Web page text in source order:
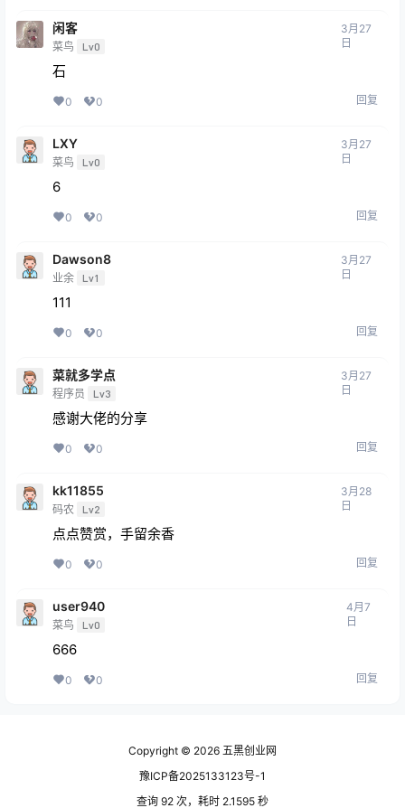
闲客
菜鸟 Lv0
3月27
日
石
0 0 回复
LXY
菜鸟 Lv0
3月27
日
6
0 0 回复
Dawson8
业余 Lv1
3月27
日
111
0 0 回复
菜就多学点
程序员 Lv3
3月27
日
感谢大佬的分享
0 0 回复
kk11855
码农 Lv2
3月28
日
点点赞赏，手留余香
0 0 回复
user940
菜鸟 Lv0
4月7
日
666
0 0 回复
Copyright © 2026 五黑创业网
豫ICP备2025133123号-1
查询 92 次，耗时 2.1595 秒